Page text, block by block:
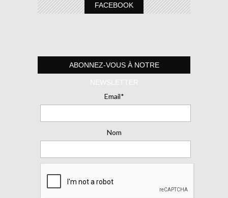
FACEBOOK
ABONNEZ-VOUS À NOTRE
NEWSLETTER
Email*
Nom